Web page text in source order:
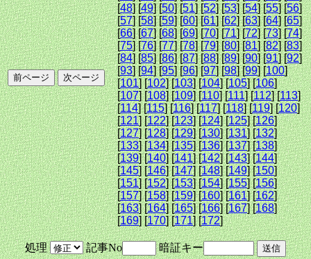
[48] [49] [50] [51] [52] [53] [54] [55] [56]
[57] [58] [59] [60] [61] [62] [63] [64] [65]
[66] [67] [68] [69] [70] [71] [72] [73] [74]
[75] [76] [77] [78] [79] [80] [81] [82] [83]
[84] [85] [86] [87] [88] [89] [90] [91] [92]
[93] [94] [95] [96] [97] [98] [99] [100]
[101] [102] [103] [104] [105] [106]
[107] [108] [109] [110] [111] [112] [113]
[114] [115] [116] [117] [118] [119] [120]
[121] [122] [123] [124] [125] [126]
[127] [128] [129] [130] [131] [132]
[133] [134] [135] [136] [137] [138]
[139] [140] [141] [142] [143] [144]
[145] [146] [147] [148] [149] [150]
[151] [152] [153] [154] [155] [156]
[157] [158] [159] [160] [161] [162]
[163] [164] [165] [166] [167] [168]
[169] [170] [171] [172]
処理 記事No 暗証キー